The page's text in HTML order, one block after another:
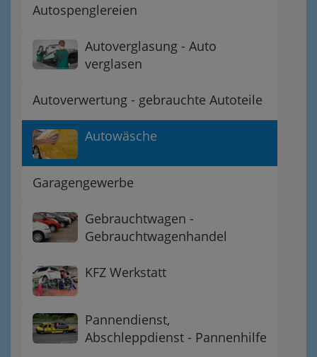
Autospenglereien
Autoverglasung - Auto
verglasen
Autoverwertung - gebrauchte Autoteile
Autowäsche
Garagengewerbe
Gebrauchtwagen -
Gebrauchtwagenhandel
KFZ Werkstatt
Pannendienst,
Abschleppdienst - Pannenhilfe